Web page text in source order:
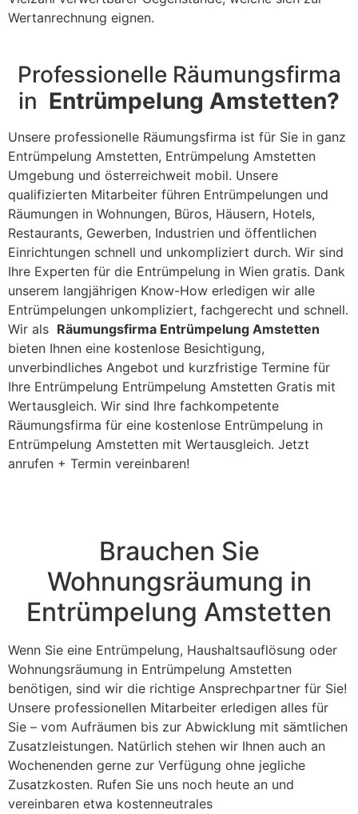
Wertanrechnung eignen.
Professionelle Räumungsfirma
in Entrümpelung Amstetten?
Unsere professionelle Räumungsfirma ist für Sie in ganz
Entrümpelung Amstetten, Entrümpelung Amstetten
Umgebung und österreichweit mobil. Unsere
qualifizierten Mitarbeiter führen Entrümpelungen und
Räumungen in Wohnungen, Büros, Häusern, Hotels,
Restaurants, Gewerben, Industrien und öffentlichen
Einrichtungen schnell und unkompliziert durch. Wir sind
Ihre Experten für die Entrümpelung in Wien gratis. Dank
unserem langjährigen Know-How erledigen wir alle
Entrümpelungen unkompliziert, fachgerecht und schnell.
Wir als Räumungsfirma Entrümpelung Amstetten
bieten Ihnen eine kostenlose Besichtigung,
unverbindliches Angebot und kurzfristige Termine für
Ihre Entrümpelung Entrümpelung Amstetten Gratis mit
Wertausgleich. Wir sind Ihre fachkompetente
Räumungsfirma für eine kostenlose Entrümpelung in
Entrümpelung Amstetten mit Wertausgleich. Jetzt
anrufen + Termin vereinbaren!
Brauchen Sie
Wohnungsräumung in
Entrümpelung Amstetten
Wenn Sie eine Entrümpelung, Haushaltsauflösung oder
Wohnungsräumung in Entrümpelung Amstetten
benötigen, sind wir die richtige Ansprechpartner für Sie!
Unsere professionellen Mitarbeiter erledigen alles für
Sie – vom Aufräumen bis zur Abwicklung mit sämtlichen
Zusatzleistungen. Natürlich stehen wir Ihnen auch an
Wochenenden gerne zur Verfügung ohne jegliche
Zusatzkosten. Rufen Sie uns noch heute an und
vereinbaren etwa kostenneutrales